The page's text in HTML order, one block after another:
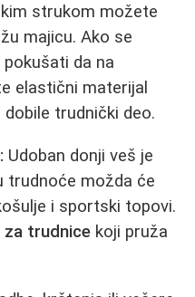
strukom možete
majicu. Ako se
da na
elastični materijal
trudnički deo.
Udoban donji veš je
trudnoće možda će
i sportski topovi.
za trudnice koji pruža